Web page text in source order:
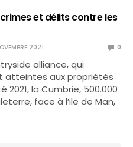
et délits contre les
2021 0
alliance, qui
atteintes aux propriétés
2021, la Cumbrie, 500.000
face à l’ile de Man,